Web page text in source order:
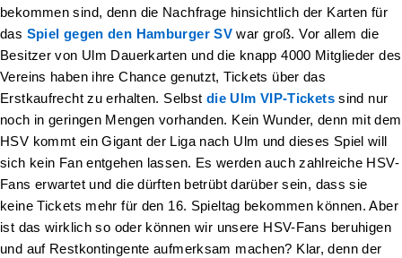
bekommen sind, denn die Nachfrage hinsichtlich der Karten für
das Spiel gegen den Hamburger SV war groß. Vor allem die
Besitzer von Ulm Dauerkarten und die knapp 4000 Mitglieder des
Vereins haben ihre Chance genutzt, Tickets über das
Erstkaufrecht zu erhalten. Selbst die Ulm VIP-Ticketssind nur
noch in geringen Mengen vorhanden. Kein Wunder, denn mit dem
HSV kommt ein Gigant der Liga nach Ulm und dieses Spiel will
sich kein Fan entgehen lassen. Es werden auch zahlreiche HSV-
Fans erwartet und die dürften betrübt darüber sein, dass sie
keine Tickets mehr für den 16. Spieltag bekommen können. Aber
ist das wirklich so oder können wir unsere HSV-Fans beruhigen
und auf Restkontingente aufmerksam machen? Klar, denn der